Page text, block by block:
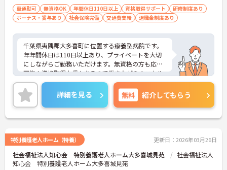
車通勤可 無資格OK 年間休日110日以上 資格取得サポート
研修制度あり
ボーナス・賞与あり
社会保険完備 交通費支給 退職金制度あり
千葉県夷隅郡大多喜町に位置する療養型病院です。
年年間休日は110日以上あり、プライベートを大切
にしながらご勤務いただけます。無資格の方も応募
可能！資格取得支援もあるので働きながらのスキル
アップも目指せます。興味をお持ちの方はお気軽に
お問い合わせください。
詳細を見る 無料 紹介してもらう
特別養護老人ホーム（特養） 更新日：2026年03月26日
社会福祉法人知心会 特別養護老人ホーム大多喜城見苑
社会福祉法人
知心会 特別養護老人ホーム大多喜城見苑